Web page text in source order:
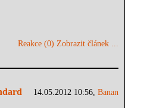
Reakce (0) Zobrazit článek ...
14.05.2012 10:56,Banan